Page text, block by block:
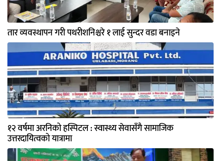
तार व्यवस्थापन गरी पथरीशनिश्चरे १ लाई सुन्दर वडा बनाइने
१२ वर्षमा अरनिको हस्पिटल : स्वास्थ्य सेवासँगै सामाजिक
उत्तरदायित्वको यात्रामा